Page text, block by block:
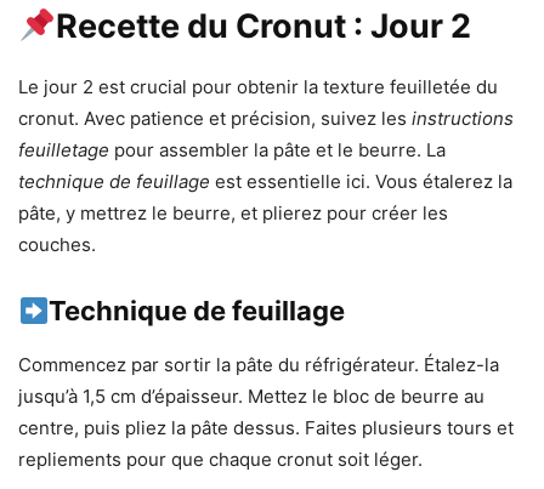
Recette du Cronut : Jour 2
Le jour 2 est crucial pour obtenir la texture feuilletée du
cronut. Avec patience et précision, suivez les instructions
feuilletage pour assembler la pâte et le beurre. La
technique de feuillage est essentielle ici. Vous étalerez la
pâte, y mettrez le beurre, et plierez pour créer les
couches.
Technique de feuillage
Commencez par sortir la pâte du réfrigérateur. Étalez-la
jusqu’à 1,5 cm d’épaisseur. Mettez le bloc de beurre au
centre, puis pliez la pâte dessus. Faites plusieurs tours et
repliements pour que chaque cronut soit léger.